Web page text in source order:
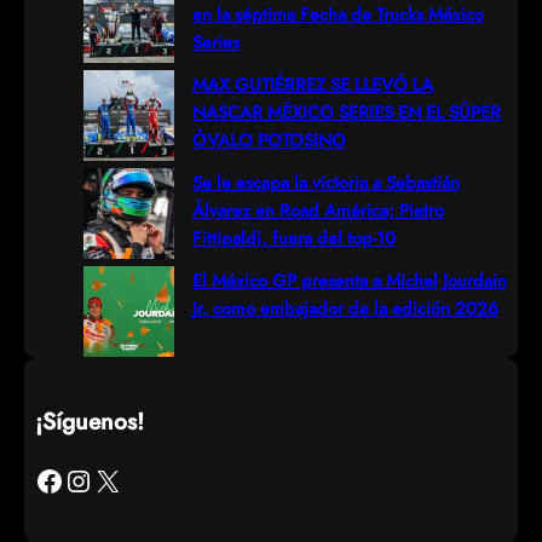
en la séptima Fecha de Trucks México
Series
MAX GUTIÉRREZ SE LLEVÓ LA
NASCAR MÉXICO SERIES EN EL SÚPER
ÓVALO POTOSINO
Se le escapa la victoria a Sebastián
Álvarez en Road América; Pietro
Fittipaldi, fuera del top-10
El México GP presenta a Michel Jourdain
Jr. como embajador de la edición 2026
¡Síguenos!
Facebook Instagram X